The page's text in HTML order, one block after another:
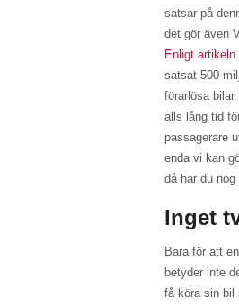
satsar på
det gör även
Enligt artikeln
satsat 500
förarlösa
alls lång tid
passagerare
enda vi kan
då har du
Inget
Bara för att
betyder inte
få köra sin bil